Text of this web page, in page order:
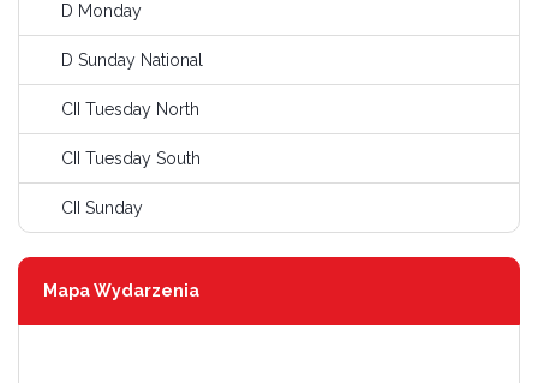
D Monday
D Sunday National
CII Tuesday North
CII Tuesday South
CII Sunday
Mapa Wydarzenia